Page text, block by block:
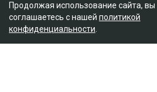
Продолжая использование сайта, вы
соглашаетесь с нашей политикой
конфиденциальности